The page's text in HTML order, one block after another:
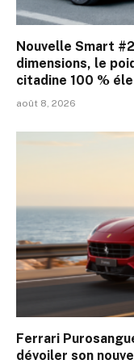
Nouvelle Smart
dimensions, le
citadine 100 %
août 8, 2026
Ferrari
dévoiler son